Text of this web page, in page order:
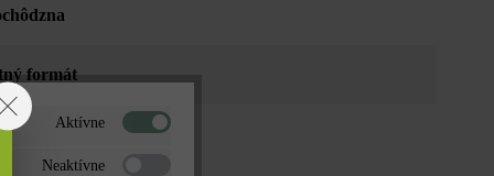
formát
Aktívne
Neaktívne